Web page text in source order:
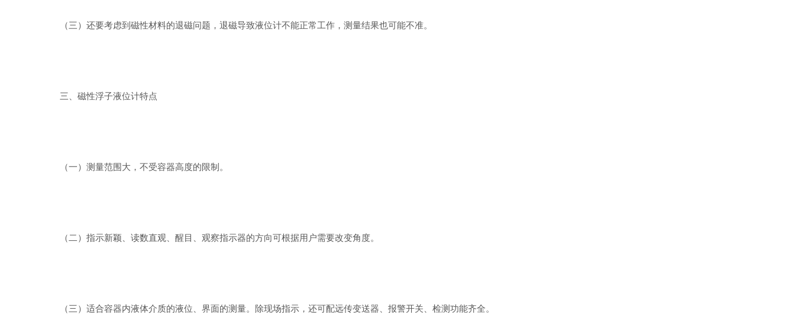
（三）还要考虑到磁性材料的退磁问题，退磁导致液位计不能正常工作，测量结果也可能不准。
三、磁性浮子液位计特点
（一）测量范围大，不受容器高度的限制。
（二）指示新颖、读数直观、醒目、观察指示器的方向可根据用户需要改变角度。
（三）适合容器内液体介质的液位、界面的测量。除现场指示，还可配远传变送器、报警开关、检测功能齐全。